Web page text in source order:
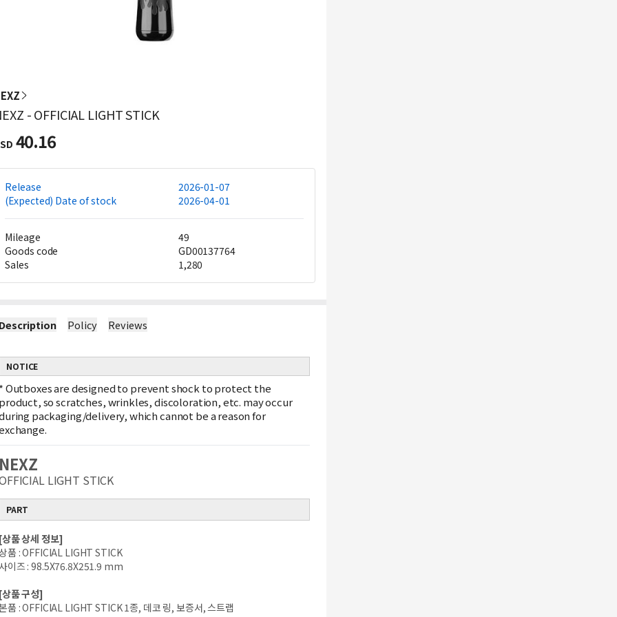
- OFFICIAL LIGHT STICK
40.16
Release
2026-01-07
(Expected) Date of stock
2026-04-01
Mileage
49
Goods code
GD00137764
Sales
1,280
Description Policy Reviews
NOTICE
*Outboxes are designed to prevent shock to protect the
product, so scratches, wrinkles, discoloration, etc. may occur
packaging/delivery, which cannot be a reason for
NEXZ
LIGHT STICK
PART
[상품 상세 정보]
품 : OFFICIAL LIGHT STICK
사이즈 : 98.5X76.8X251.9 mm
[상품 구성]
품 : OFFICIAL LIGHT STICK 1종, 데코 링, 보증서, 스트랩